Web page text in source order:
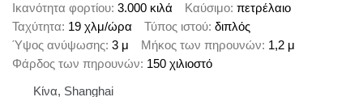
Ικανότητα φορτίου 3.000 κιλά Καύσιμο πετρέλαιο
Ταχύτητα 19 χλμ/ώρα Τύπος ιστού διπλός
Ύψος ανύψωσης 3 μ Μήκος των πηρουνών 1,2 μ
Φάρδος των πηρουνών 150 χιλιοστό
Κίνα, Shanghai